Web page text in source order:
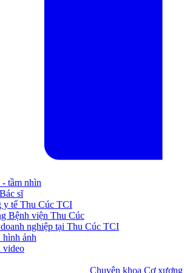
- tầm nhìn
sĩ
y tế Thu Cúc TCI
Bệnh viện Thu Cúc
nghiệp tại Thu Cúc TCI
ảnh
video
Chuyên khoa Cơ